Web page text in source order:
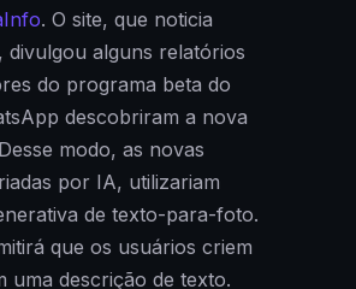
. O site, que noticia
divulgou alguns relatórios
do programa beta do
descobriram a nova
modo, as novas
por IA, utilizariam
de texto-para-foto.
que os usuários criem
uma descrição de texto.